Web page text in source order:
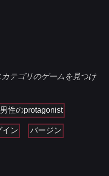
テゴリのゲームを見つけ
男性のprotagonist
イン バージン